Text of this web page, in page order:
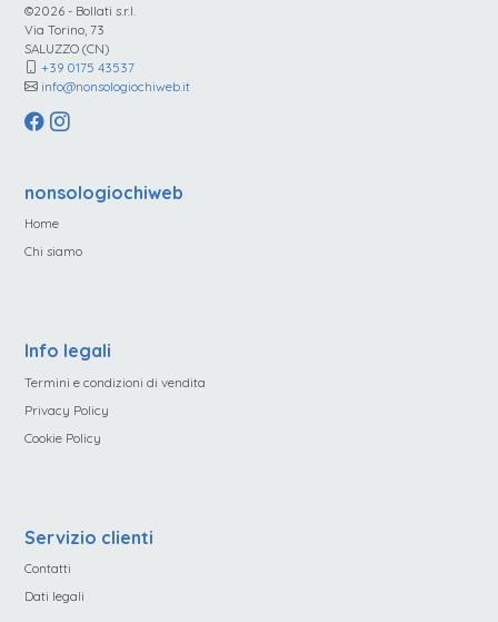
©2026 - Bollati s.r.l.
Via Torino, 73
SALUZZO (CN)
+39 0175 43537
info@nonsologiochiweb.it
nonsologiochiweb
Home
Chi siamo
Info legali
Termini e condizioni di vendita
Privacy Policy
Cookie Policy
Servizio clienti
Contatti
Dati legali